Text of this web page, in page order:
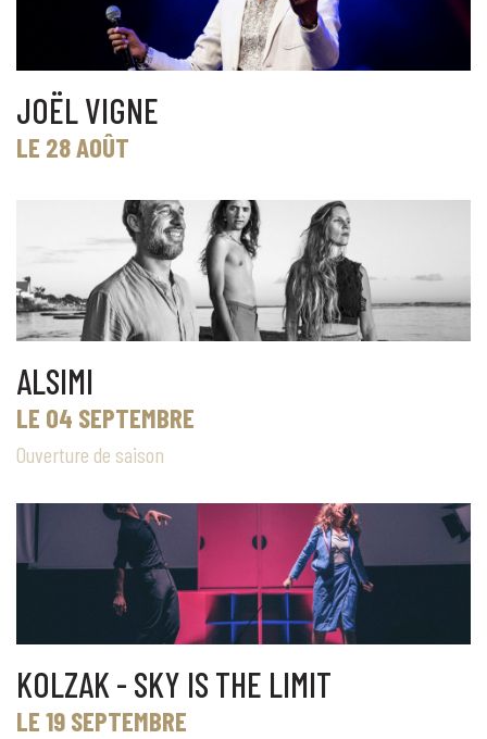
JOËL VIGNE
LE 28 AOÛT
ALSIMI
LE 04 SEPTEMBRE
Ouverture de saison
KOLZAK - SKY IS THE LIMIT
LE 19 SEPTEMBRE